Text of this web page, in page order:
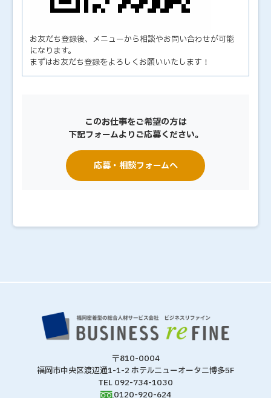
お友だち登録後、メニューから相談やお問い合わせが可能
になります。
まずはお友だち登録をよろしくお願いいたします！
このお仕事をご希望の方は
下記フォームよりご応募ください。
応募・相談フォームへ
〒810-0004
福岡市中央区渡辺通1-1-2 ホテルニューオータニ博多5F
TEL 092-734-1030
0120-920-624